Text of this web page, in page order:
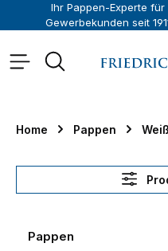
springen
Ihr Pappen-Experte für
Gewerbekunden seit
Home Pappen
Pappen